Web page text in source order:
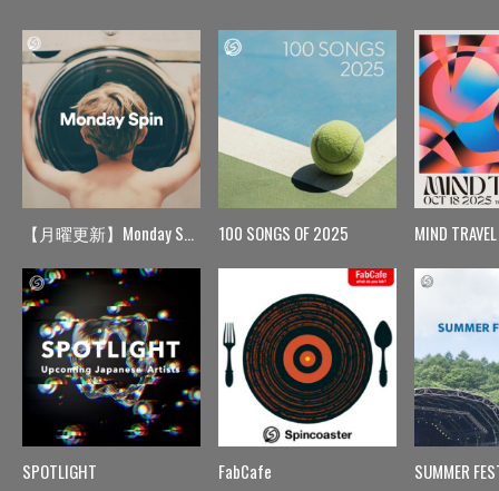
【月曜更新】Monday Spin
SPOTLIGHT
100 SONGS OF 2025
FabCafe
MIND TRAVEL
SUMMER